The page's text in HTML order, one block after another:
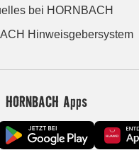
bei HORNBACH
Hinweisgebersystem
HORNBACH Apps